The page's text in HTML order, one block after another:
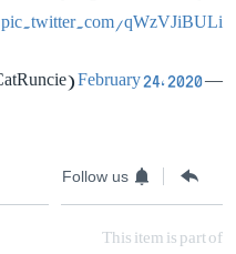
pic.twitter.com/qWzVJiBULi
— Cat Runcie (@CatRuncie)
February 24, 2020
Follow us
This item is part of